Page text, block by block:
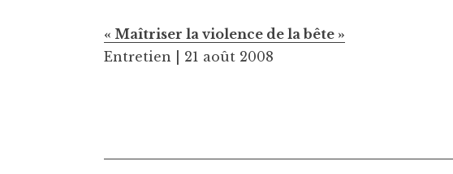
« Maîtriser la violence de la bête »
Entretien | 21 août 2008